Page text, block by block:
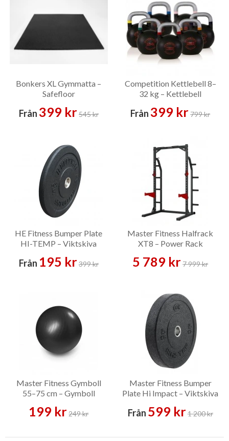
Bonkers XL Gymmatta –
Safefloor
Från 399 kr545 kr
Competition Kettlebell 8–
32 kg – Kettlebell
Från 399 kr799 kr
HE Fitness Bumper Plate
HI-TEMP – Viktskiva
Från 195 kr399 kr
Master Fitness Halfrack
XT8 – Power Rack
5 789 kr7 999 kr
Master Fitness Gymboll
55–75 cm – Gymboll
199 kr 249 kr
Master Fitness Bumper
Plate Hi Impact – Viktskiva
Från 599 kr1 200 kr